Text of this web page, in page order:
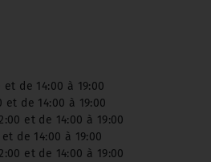
de 14:00 à 19:00
et de 14:00 à 19:00
et de 14:00 à 19:00
de 14:00 à 19:00
et de 14:00 à 19:00